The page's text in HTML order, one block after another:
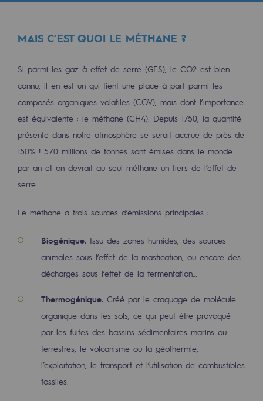
Gaz renouvelables et procédés durables
Pyrogazéification et gazéification
Méthanation
Captage de CO2
Nouveaux usages
Concertations CH4, H2 et CO2
Espace pédagogique
2050 : un monde d’énergies
Objectif Hydrogène
Objectif Biométhane
Le Labo
Acteur engagé
MAIS C’EST QUOI LE MÉTHANE ?
Si parmi les gaz à effet de serre (GES), le CO2 est bien
connu, il en est un qui tient une place à part parmi les
composés organiques volatiles (COV), mais dont l’importance
est équivalente : le méthane (CH4). Depuis 1750, la quantité
présente dans notre atmosphère se serait accrue de près de
150% ! 570 millions de tonnes sont émises dans le monde
par an et on devrait au seul méthane un tiers de l’effet de
serre.
Le méthane a trois sources d’émissions principales :
Biogénique. Issu des zones humides, des sources
animales sous l’effet de la mastication, ou encore des
décharges sous l’effet de la fermentation…
Thermogénique. Créé par le craquage de molécule
organique dans les sols, ce qui peut être provoqué
par les fuites des bassins sédimentaires marins ou
terrestres, le volcanisme ou la géothermie,
l’exploitation, le transport et l’utilisation de combustibles
fossiles.